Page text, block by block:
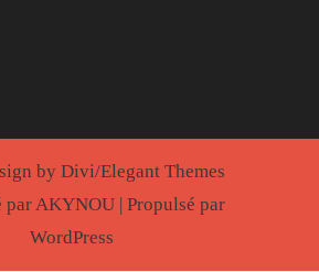
by Divi/Elegant Themes
AKYNOU | Propulsé par
WordPress